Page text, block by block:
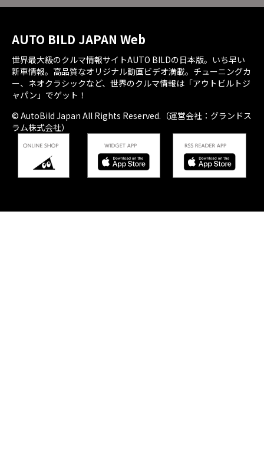
AUTO BILD JAPAN Web
世界最大級のクルマ情報サイトAUTO BILDの日本版。いち早い
新車情報。高品質なオリジナル動画ビデオ満載。チューニングカ
ー、ネオクラシックなど、世界のクルマ情報は「アウトビルトジ
ャパン」でゲット！
© AutoBild Japan All Rights Reserved.（運営会社：グランドス
ラム株式会社）